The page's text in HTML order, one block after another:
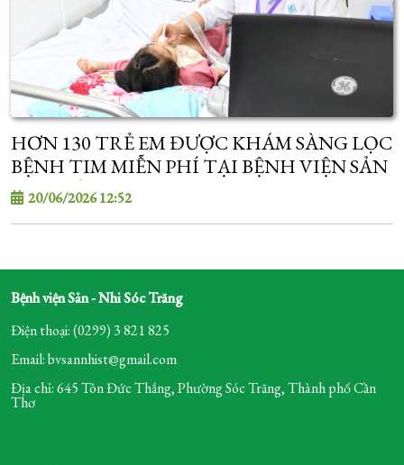
HƠN 130 TRẺ EM ĐƯỢC KHÁM SÀNG LỌC
BỆNH TIM MIỄN PHÍ TẠI BỆNH VIỆN SẢN
- NHI SÓC TRĂNG
20/06/2026 12:52
Bệnh viện Sản - Nhi Sóc Trăng
Điện thoại: (0299) 3 821 825
Email: bvsannhist@gmail.com
Địa chỉ: 645 Tôn Đức Thắng, Phường Sóc Trăng,Thành phố Cần
Thơ